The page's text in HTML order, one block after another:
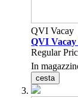
QVI Vacay
QVI
Regular
In
cesta